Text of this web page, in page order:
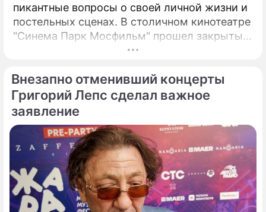
пикантные вопросы о своей личной жизни и
постельных сценах. В столичном кинотеатре
"Синема Парк Мосфильм" прошел закрытый
показ романтической комедии с элементами
Внезапно отменивший концерты
Григорий Лепс сделал важное
заявление